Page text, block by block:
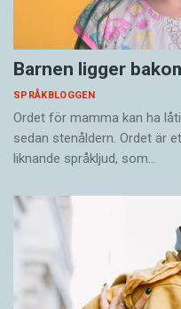
Barnen ligger
SPRÅKBLOGGEN
Ordet för mamma kan ha
sedan stenåldern. Ordet är
liknande språkljud, som…